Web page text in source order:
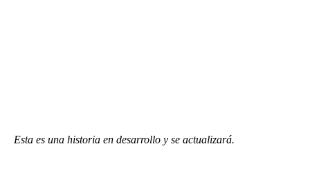
Esta es una historia en desarrollo y se actualizará.